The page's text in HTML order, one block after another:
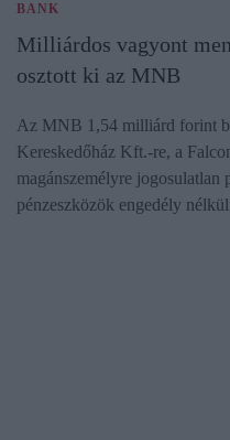
BANK
Milliárdos vagyont
osztott ki az MNB
Az MNB 1,54 milliárd forint
Kereskedőház Kft.-re, a
magánszemélyre jogosulatlan
pénzeszközök engedély